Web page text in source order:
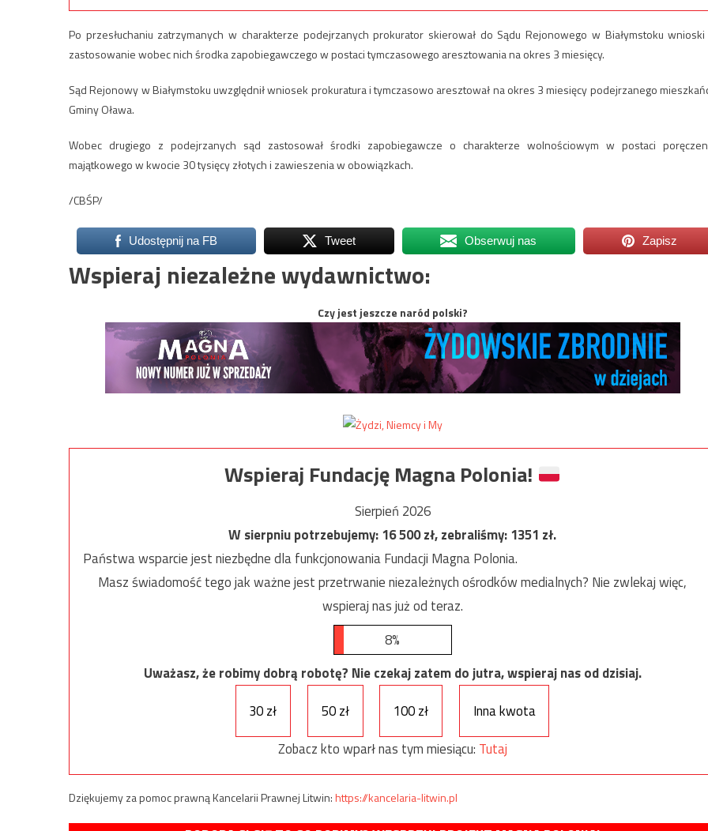
Po przesłuchaniu zatrzymanych w charakterze podejrzanych prokurator skierował do Sądu Rejonowego w Białymstoku
zastosowanie wobec nich środka zapobiegawczego w postaci tymczasowego aresztowania na okres 3 miesięcy.
Sąd Rejonowy w Białymstoku uwzględnił wniosek prokuratura i tymczasowo aresztował na okres 3 miesięcy podejrzanego
Gminy Oława.
Wobec drugiego z podejrzanych sąd zastosował środki zapobiegawcze o charakterze wolnościowym w postaci
majątkowego w kwocie 30 tysięcy złotych i zawieszenia w obowiązkach.
/CBŚP/
Udostępnij na FB Tweet Obserwuj nas Zapisz
Wspieraj niezależne wydawnictwo:
Czy jest jeszcze naród polski?
Wspieraj Fundację Magna Polonia!
Sierpień 2026
W sierpniu potrzebujemy:16 500zł, zebraliśmy:1351 zł.
Państwa wsparcie jest niezbędne dla funkcjonowania Fundacji Magna Polonia.
Masz świadomość tego jak ważne jest przetrwanie niezależnych ośrodków medialnych? Nie zwlekaj więc,
wspieraj nas już od teraz.
8%
Uważasz, że robimy dobrą robotę? Nie czekaj zatem do jutra, wspieraj nas od dzisiaj.
30 zł
50 zł 100 zł
Inna kwota
Zobacz kto wparł nas tym miesiącu: Tutaj
Dziękujemy za pomoc prawną Kancelarii Prawnej Litwin:https://kancelaria-litwin.pl